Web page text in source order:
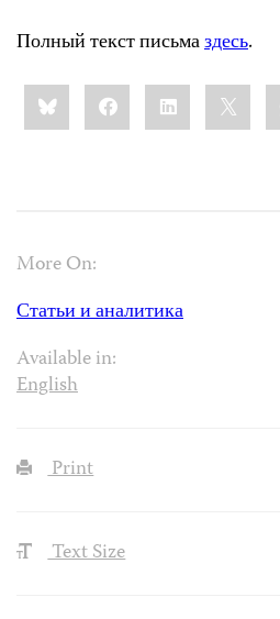
Полный текст письмаздесь.
Share
this:BlueskyFacebookLinkedIn
More On:
Статьи и аналитика
Available in:
English
Print
Text Size